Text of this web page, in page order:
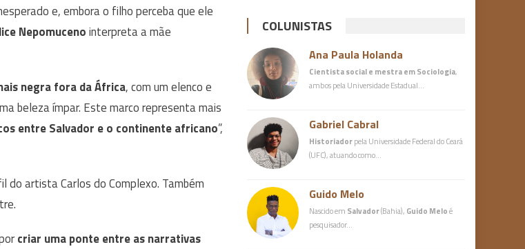
e, embora o filho perceba que ele
Nepomucenointerpreta a mãe
negra fora da África, com um elenco e
beleza ímpar. Este marco representa mais
entre Salvador e o continente africano”,
do artista Carlos do Complexo. Também
criar uma ponte entre as narrativas
COLUNISTAS
Ana Paula Holanda
Cientista social e mestra em Sociologia,
ambos pela Universidade Estadual…
Gabriel Cabral
Historiadorpela Universidade Federal do Ceará
(UFC), atuando como…
Guido Melo
Nascido em Salvador(Bahia), Guido Meloé
pesquisador…